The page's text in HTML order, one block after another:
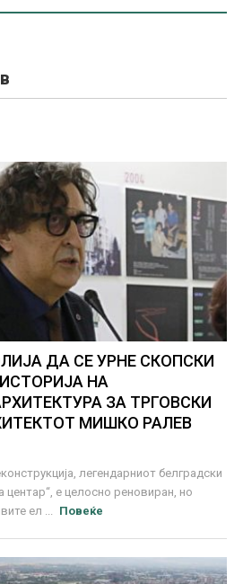
ДА СЕ УРНЕ СКОПСКИ
НА
ЗА ТРГОВСКИ
МИШКО РАЛЕВ
легендарниот белградски
центар“, е целосно реновиран, но
ел ...
Повеќе